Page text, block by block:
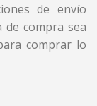
de envío
de compra sea
comprar lo